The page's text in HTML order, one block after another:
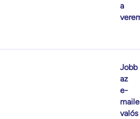
a
Jobb
az
e-
valós